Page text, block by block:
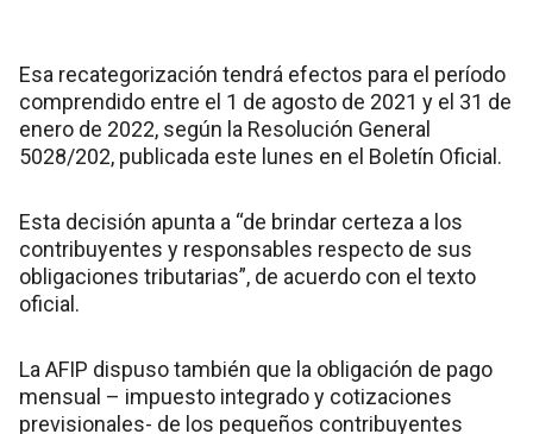
Esa recategorización tendrá efectos para el período
comprendido entre el 1 de agosto de 2021 y el 31 de
enero de 2022, según la Resolución General
5028/202, publicada este lunes en el Boletín Oficial.
Esta decisión apunta a “de brindar certeza a los
contribuyentes y responsables respecto de sus
obligaciones tributarias”, de acuerdo con el texto
oficial.
La AFIP dispuso también que la obligación de pago
mensual – impuesto integrado y cotizaciones
previsionales- de los pequeños contribuyentes